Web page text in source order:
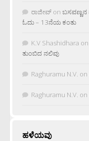
ರಾಜೀವ್ on ಬಸವಣ್ಣನ
ಓದು – 13ನೆಯ ಕಂತು
K.V Shashidhara on
ತುಂಬಿದ ನಲಿವು
Raghuramu N.V. on
Raghuramu N.V. on
ಹಳೆಯವು